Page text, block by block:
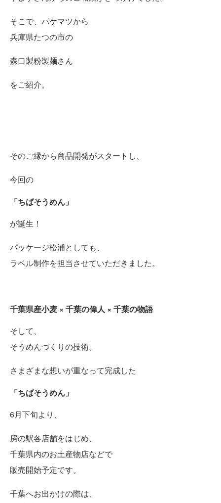
そこで、パケマツから
兵庫県たつの市の
森口製粉製麺さん
をご紹介。
そのご縁から商品開発がスタートし、
今回の
「ちばそうめん」
が誕生！
パッケージ松浦としても、
ラベル制作を担当させていただきました。
千葉県産小麦 × 千葉の偉人 × 千葉の物語
そして、
そうめんづくりの技術。
さまざまな想いが重なって完成した
「ちばそうめん」
6月下旬より、
房の駅各店舗をはじめ、
千葉県内のお土産物店などで
販売開始予定です。
千葉へお出かけの際は、